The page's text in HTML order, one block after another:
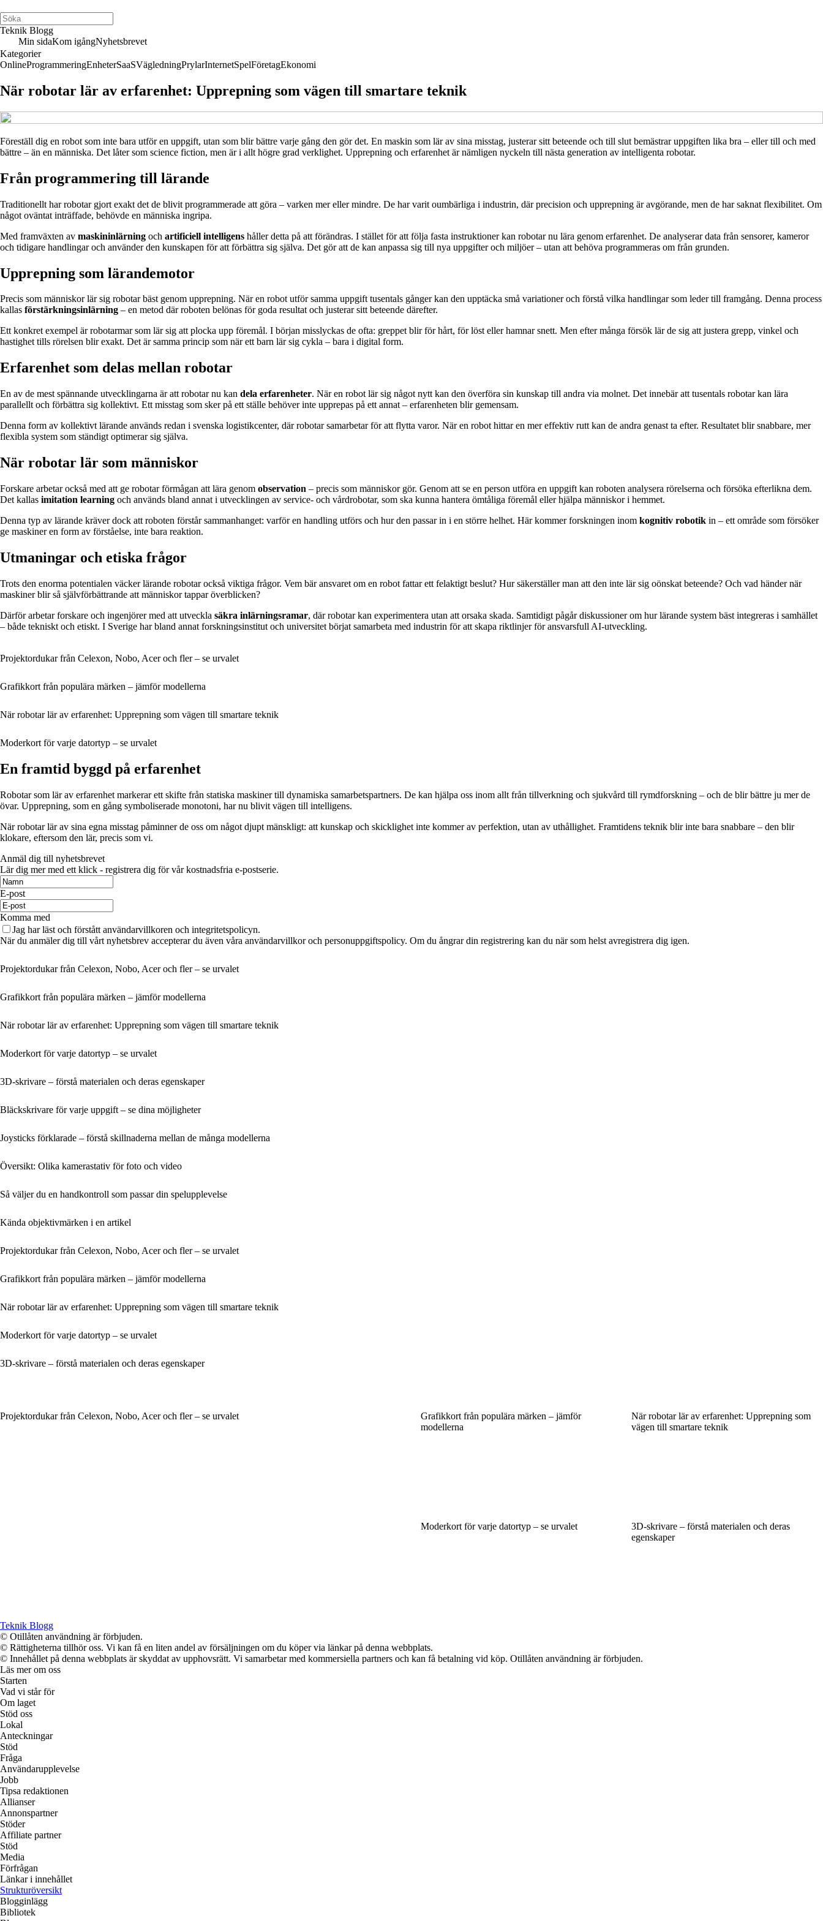
Teknik Blogg
Min sidaKom igångNyhetsbrevet
Kategorier
OnlineProgrammeringEnheterSaaSVägledningPrylarInternetSpelFöretagEkonomi
När robotar lär av erfarenhet: Upprepning som vägen till smartare teknik
Föreställ dig en robot som inte bara utför en uppgift, utan som blir bättre varje gång den gör det. En maskin som lär av sina misstag, justerar sitt beteende och till slut bemästrar uppgiften lika bra – eller till och med
bättre – än en människa. Det låter som science fiction, men är i allt högre grad verklighet. Upprepning och erfarenhet är nämligen nyckeln till nästa generation av intelligenta robotar.
Från programmering till lärande
Traditionellt har robotar gjort exakt det de blivit programmerade att göra – varken mer eller mindre. De har varit oumbärliga i industrin, där precision och upprepning är avgörande, men de har saknat flexibilitet. Om
något oväntat inträffade, behövde en människa ingripa.
Med framväxten av maskininlärning och artificiell intelligens håller detta på att förändras. I stället för att följa fasta instruktioner kan robotar nu lära genom erfarenhet. De analyserar data från sensorer, kameror
och tidigare handlingar och använder den kunskapen för att förbättra sig själva. Det gör att de kan anpassa sig till nya uppgifter och miljöer – utan att behöva programmeras om från grunden.
Upprepning som lärandemotor
Precis som människor lär sig robotar bäst genom upprepning. När en robot utför samma uppgift tusentals gånger kan den upptäcka små variationer och förstå vilka handlingar som leder till framgång. Denna process
kallas förstärkningsinlärning – en metod där roboten belönas för goda resultat och justerar sitt beteende därefter.
Ett konkret exempel är robotarmar som lär sig att plocka upp föremål. I början misslyckas de ofta: greppet blir för hårt, för löst eller hamnar snett. Men efter många försök lär de sig att justera grepp, vinkel och
hastighet tills rörelsen blir exakt. Det är samma princip som när ett barn lär sig cykla – bara i digital form.
Erfarenhet som delas mellan robotar
En av de mest spännande utvecklingarna är att robotar nu kan dela erfarenheter. När en robot lär sig något nytt kan den överföra sin kunskap till andra via molnet. Det innebär att tusentals robotar kan lära
parallellt och förbättra sig kollektivt. Ett misstag som sker på ett ställe behöver inte upprepas på ett annat – erfarenheten blir gemensam.
Denna form av kollektivt lärande används redan i svenska logistikcenter, där robotar samarbetar för att flytta varor. När en robot hittar en mer effektiv rutt kan de andra genast ta efter. Resultatet blir snabbare, mer
flexibla system som ständigt optimerar sig själva.
När robotar lär som människor
Forskare arbetar också med att ge robotar förmågan att lära genom observation – precis som människor gör. Genom att se en person utföra en uppgift kan roboten analysera rörelserna och försöka efterlikna dem.
Det kallas imitation learning och används bland annat i utvecklingen av service- och vårdrobotar, som ska kunna hantera ömtåliga föremål eller hjälpa människor i hemmet.
Denna typ av lärande kräver dock att roboten förstår sammanhanget: varför en handling utförs och hur den passar in i en större helhet. Här kommer forskningen inom kognitiv robotik in – ett område som försöker
ge maskiner en form av förståelse, inte bara reaktion.
Utmaningar och etiska frågor
Trots den enorma potentialen väcker lärande robotar också viktiga frågor. Vem bär ansvaret om en robot fattar ett felaktigt beslut? Hur säkerställer man att den inte lär sig oönskat beteende? Och vad händer när
maskiner blir så självförbättrande att människor tappar överblicken?
Därför arbetar forskare och ingenjörer med att utveckla säkra inlärningsramar, där robotar kan experimentera utan att orsaka skada. Samtidigt pågår diskussioner om hur lärande system bäst integreras i samhället
– både tekniskt och etiskt. I Sverige har bland annat forskningsinstitut och universitet börjat samarbeta med industrin för att skapa riktlinjer för ansvarsfull AI-utveckling.
Projektordukar från Celexon, Nobo, Acer och fler – se urvalet
Grafikkort från populära märken – jämför modellerna
När robotar lär av erfarenhet: Upprepning som vägen till smartare teknik
Moderkort för varje datortyp – se urvalet
En framtid byggd på erfarenhet
Robotar som lär av erfarenhet markerar ett skifte från statiska maskiner till dynamiska samarbetspartners. De kan hjälpa oss inom allt från tillverkning och sjukvård till rymdforskning – och de blir bättre ju mer de
övar. Upprepning, som en gång symboliserade monotoni, har nu blivit vägen till intelligens.
När robotar lär av sina egna misstag påminner de oss om något djupt mänskligt: att kunskap och skicklighet inte kommer av perfektion, utan av uthållighet. Framtidens teknik blir inte bara snabbare – den blir
klokare, eftersom den lär, precis som vi.
Anmäl dig till nyhetsbrevet
Lär dig mer med ett klick - registrera dig för vår kostnadsfria e-postserie.
E-post
Komma med
Jag har läst och förstått användarvillkoren och integritetspolicyn.
När du anmäler dig till vårt nyhetsbrev accepterar du även våra användarvillkor och personuppgiftspolicy. Om du ångrar din registrering kan du när som helst avregistrera dig igen.
Projektordukar från Celexon, Nobo, Acer och fler – se urvalet
Grafikkort från populära märken – jämför modellerna
När robotar lär av erfarenhet: Upprepning som vägen till smartare teknik
Moderkort för varje datortyp – se urvalet
3D-skrivare – förstå materialen och deras egenskaper
Bläckskrivare för varje uppgift – se dina möjligheter
Joysticks förklarade – förstå skillnaderna mellan de många modellerna
Översikt: Olika kamerastativ för foto och video
Så väljer du en handkontroll som passar din spelupplevelse
Kända objektivmärken i en artikel
Projektordukar från Celexon, Nobo, Acer och fler – se urvalet
Grafikkort från populära märken – jämför modellerna
När robotar lär av erfarenhet: Upprepning som vägen till smartare teknik
Moderkort för varje datortyp – se urvalet
3D-skrivare – förstå materialen och deras egenskaper
Projektordukar från Celexon, Nobo, Acer och fler – se urvalet
Grafikkort från populära märken – jämför
modellerna
När robotar lär av erfarenhet: Upprepning som
vägen till smartare teknik
Moderkort för varje datortyp – se urvalet
3D-skrivare – förstå materialen och deras
egenskaper
Teknik Blogg
© Otillåten användning är förbjuden.
© Rättigheterna tillhör oss. Vi kan få en liten andel av försäljningen om du köper via länkar på denna webbplats.
© Innehållet på denna webbplats är skyddat av upphovsrätt. Vi samarbetar med kommersiella partners och kan få betalning vid köp. Otillåten användning är förbjuden.
Läs mer om oss
Starten
Vad vi står för
Om laget
Stöd oss
Lokal
Anteckningar
Stöd
Fråga
Användarupplevelse
Jobb
Tipsa redaktionen
Allianser
Annonspartner
Stöder
Affiliate partner
Stöd
Media
Förfrågan
Länkar i innehållet
Strukturöversikt
Blogginlägg
Bibliotek